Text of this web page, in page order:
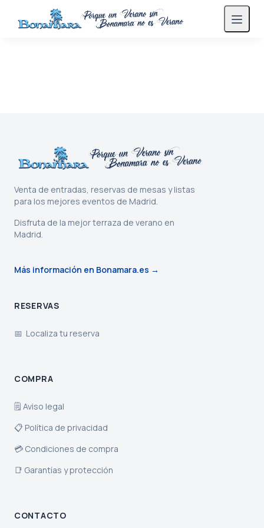
Venta de entradas, reservas de mesas y listas
para los mejores eventos de Madrid.
Disfruta de la mejor terraza de verano en
Madrid.
Más información en Bonamara.es →
RESERVAS
📅 Localiza tu reserva
COMPRA
🗒️ Aviso legal
📋 Política de privacidad
💳 Condiciones de compra
📑 Garantías y protección
CONTACTO